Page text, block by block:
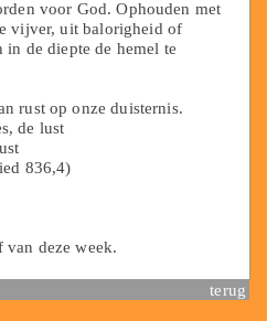
voor God. Ophouden met
vijver, uit balorigheid of
in de diepte de hemel te
rust op onze duisternis.
de lust
836,4)
van deze week.
terug